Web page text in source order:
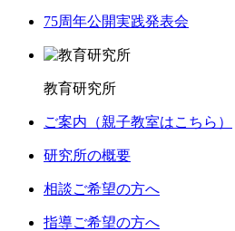
75周年公開実践発表会
教育研究所
ご案内（親子教室はこちら）
研究所の概要
相談ご希望の方へ
指導ご希望の方へ